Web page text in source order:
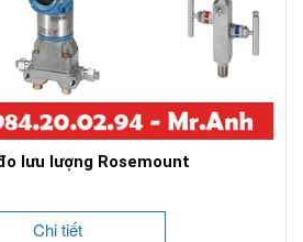
lưu lượng Rosemount
Chi tiết